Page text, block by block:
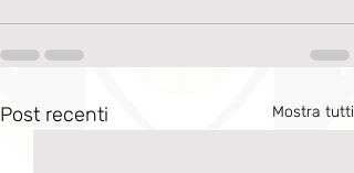
Post recenti Mostra tutti